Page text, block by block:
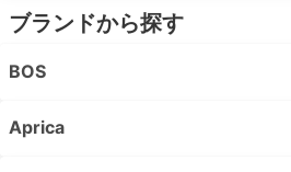
ブランドから探す
BOS
Aprica